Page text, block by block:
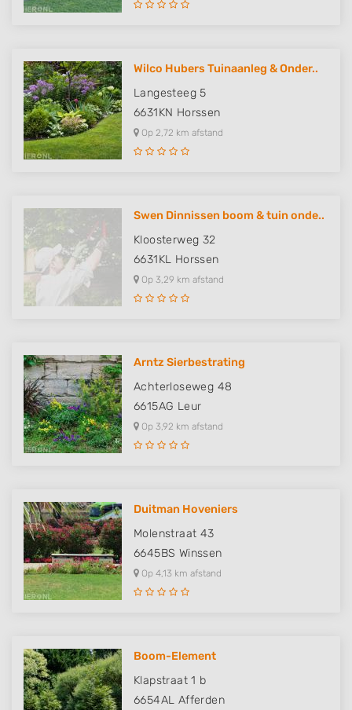
Wilco Hubers Tuinaanleg & Onder..
Langesteeg 5
6631KN Horssen
Op 2,72 km afstand
Swen Dinnissen boom & tuin onde..
Kloosterweg 32
6631KL Horssen
Op 3,29 km afstand
Arntz Sierbestrating
Achterloseweg 48
6615AG Leur
Op 3,92 km afstand
Duitman Hoveniers
Molenstraat 43
6645BS Winssen
Op 4,13 km afstand
Boom-Element
Klapstraat 1 b
6654AL Afferden